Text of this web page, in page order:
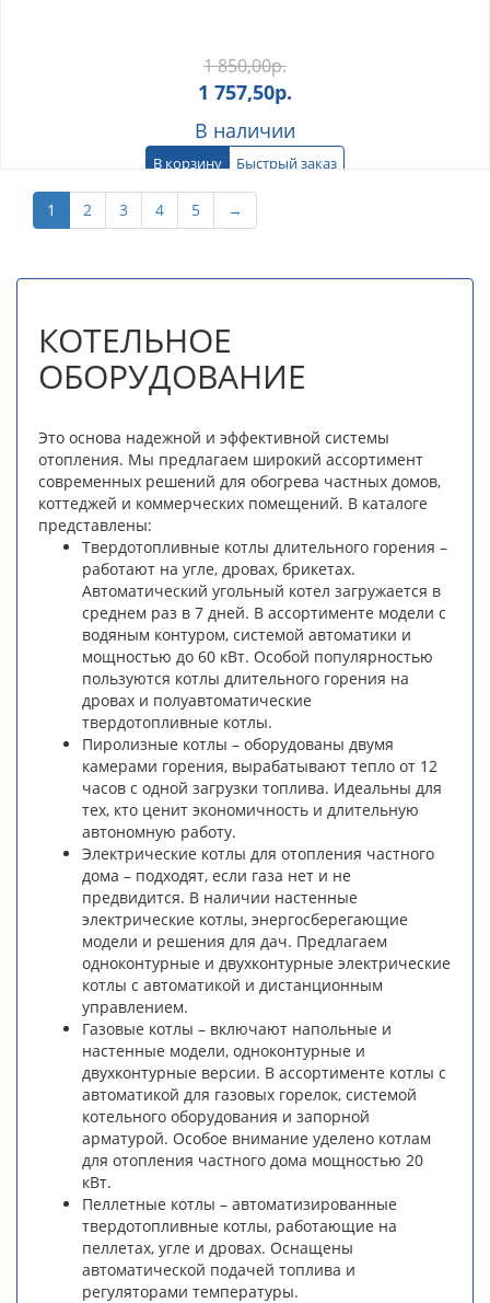
1 850,00р.
1 757,50р.
В наличии
В корзину Быстрый заказ
1 2 3 4 5 →
КОТЕЛЬНОЕ
ОБОРУДОВАНИЕ
Это основа надежной и эффективной системы
отопления. Мы предлагаем широкий ассортимент
современных решений для обогрева частных домов,
коттеджей и коммерческих помещений. В каталоге
представлены:
Твердотопливные котлы длительного горения –
работают на угле, дровах, брикетах.
Автоматический угольный котел загружается в
среднем раз в 7 дней. В ассортименте модели с
водяным контуром, системой автоматики и
мощностью до 60 кВт. Особой популярностью
пользуются котлы длительного горения на
дровах и полуавтоматические
твердотопливные котлы.
Пиролизные котлы – оборудованы двумя
камерами горения, вырабатывают тепло от 12
часов с одной загрузки топлива. Идеальны для
тех, кто ценит экономичность и длительную
автономную работу.
Электрические котлы для отопления частного
дома – подходят, если газа нет и не
предвидится. В наличии настенные
электрические котлы, энергосберегающие
модели и решения для дач. Предлагаем
одноконтурные и двухконтурные электрические
котлы с автоматикой и дистанционным
управлением.
Газовые котлы – включают напольные и
настенные модели, одноконтурные и
двухконтурные версии. В ассортименте котлы с
автоматикой для газовых горелок, системой
котельного оборудования и запорной
арматурой. Особое внимание уделено котлам
для отопления частного дома мощностью 20
кВт.
Пеллетные котлы – автоматизированные
твердотопливные котлы, работающие на
пеллетах, угле и дровах. Оснащены
автоматической подачей топлива и
регуляторами температуры.